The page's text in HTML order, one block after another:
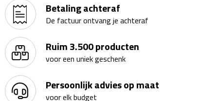
Kantoor & Zakelijk
Agenda's & Kalenders
Agenda's
Kalenders
Betaling achteraf
De factuur ontvang je achteraf
Ruim 3.500 producten
voor een uniek geschenk
Persoonlijk advies op maat
voor elk budget